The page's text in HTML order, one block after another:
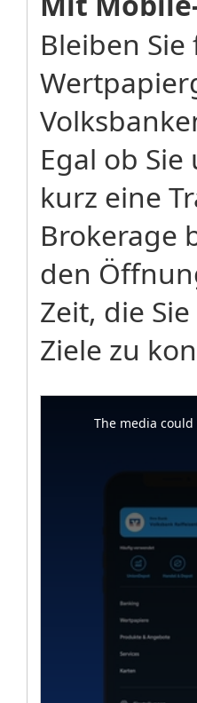
Bleiben
Egal ob
kurz eine
Brokerage
den
Zeit, die
Ziele zu
The media